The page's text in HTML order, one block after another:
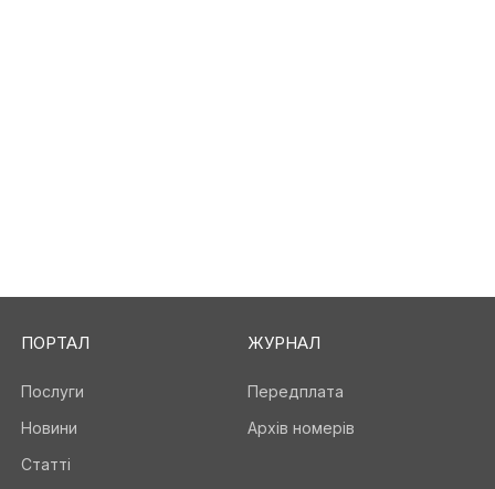
ПОРТАЛ
Послуги
Новини
Статті
ЖУРНАЛ
Передплата
Архів номерів